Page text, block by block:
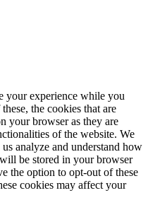
your experience while you
the cookies that are
your browser as they are
of the website. We
analyze and understand how
be stored in your browser
the option to opt-out of these
cookies may affect your